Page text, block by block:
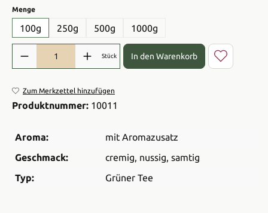
Mengeauswählen
100g 250g 500g 1000g
Produkt Anzahl: Gib den gewünschten Wert ein oder benutze die
Stück In den Warenkorb
Zum Merkzettel hinzufügen
Produktnummer: 10011
Aroma:
mit Aromazusatz
Geschmack:
cremig, nussig, samtig
Typ:
Grüner Tee